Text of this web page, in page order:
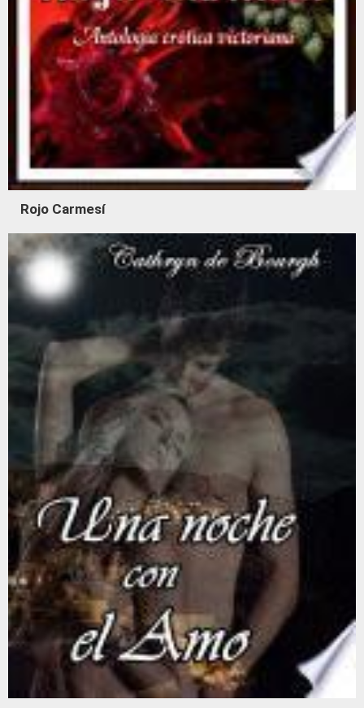
Rojo Carmesí